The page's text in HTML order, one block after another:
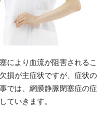
により血流が阻害されるこ
損が主症状ですが、症状の
では、網膜静脈閉塞症の症
ていきます。